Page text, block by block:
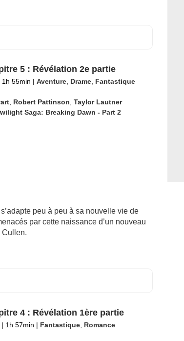
5 : Révélation 2e partie
1h 55min | Aventure, Drame, Fantastique
, Robert Pattinson, Taylor Lautner
Saga: Breaking Dawn - Part 2
peu à peu à sa nouvelle vie de
par cette naissance d’un nouveau
Cullen.
4 : Révélation 1ère partie
| 1h 57min | Fantastique, Romance